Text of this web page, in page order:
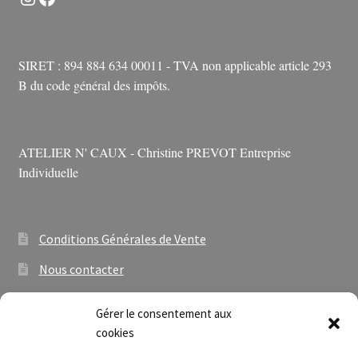
Gérer le consentement aux
cookies
la
SIRET : 894 884 634 00011 - TVA non applicable article 293
B du code général des impôts.
ATELIER N' CAUX - Christine PREVOT Entreprise
Individuelle
Conditions Générales de Vente
Nous contacter